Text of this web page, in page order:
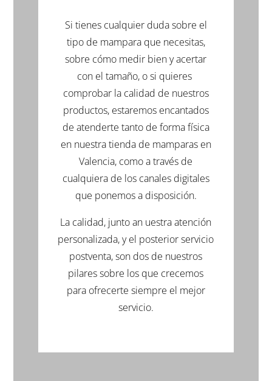
Si tienes cualquier duda sobre el
tipo de mampara que necesitas,
sobre cómo medir bien y acertar
con el tamaño, o si quieres
comprobar la calidad de nuestros
productos, estaremos encantados
de atenderte tanto de forma física
en nuestra tienda de mamparas en
Valencia, como a través de
cualquiera de los canales digitales
que ponemos a disposición.
La calidad, junto an uestra atención
personalizada, y el posterior servicio
postventa, son dos de nuestros
pilares sobre los que crecemos
para ofrecerte siempre el mejor
servicio.